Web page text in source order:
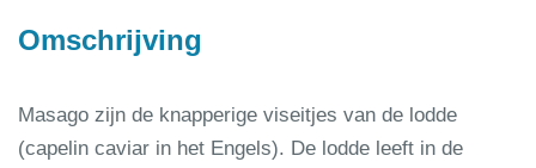
Omschrijving
Masago zijn de knapperige viseitjes van de lodde
(capelin caviar in het Engels). De lodde leeft in de